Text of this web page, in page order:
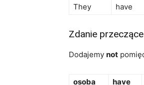
They
have
Zdanie przeczące
Dodajemy not
osoba have